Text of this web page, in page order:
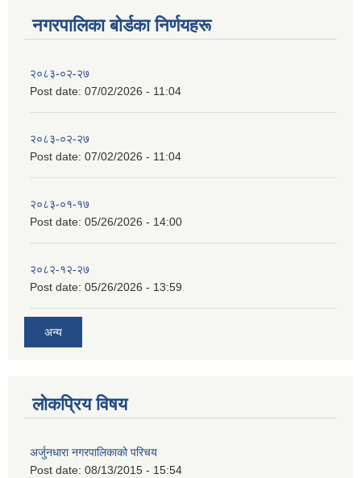
नगरपालिका बाेर्डका निर्णयहरू
२०८३-०२-२७
Post date: 07/02/2026 - 11:04
२०८३-०२-२७
Post date: 07/02/2026 - 11:04
२०८३-०१-१७
Post date: 05/26/2026 - 14:00
२०८२-१२-२७
Post date: 05/26/2026 - 13:59
अन्य
लोकप्रिय विषय
अर्जुनधारा नगरपालिकाको परिचय
Post date: 08/13/2015 - 15:54